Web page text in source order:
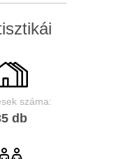
száma:
db